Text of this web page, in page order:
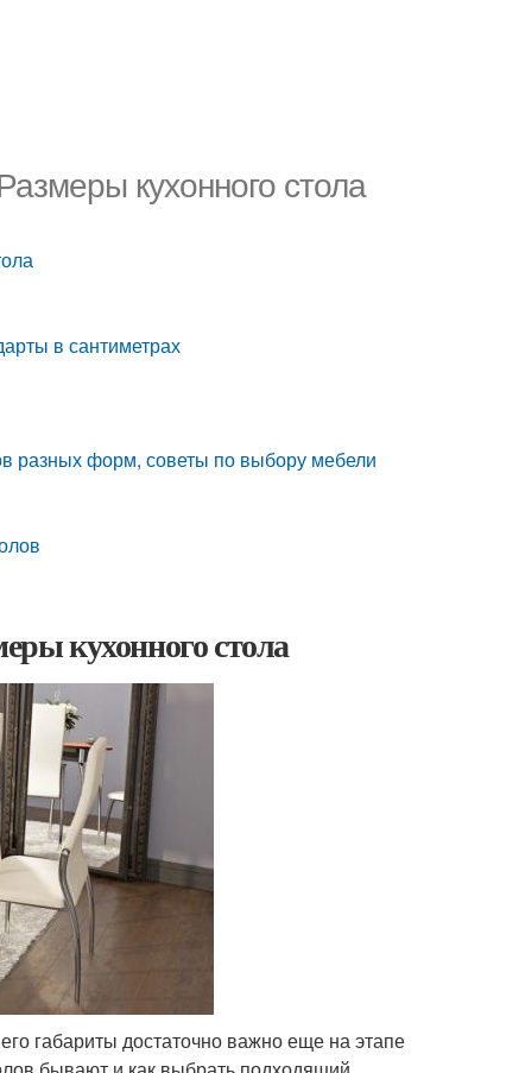
кухонного стола
в сантиметрах
разных форм, советы по выбору мебели
кухонного стола
габариты достаточно важно еще на этапе